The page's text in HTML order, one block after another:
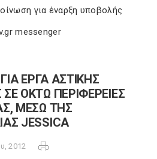
για έναρξη υποβολής
messenger
ΕΡΓΑ ΑΣΤΙΚΗΣ
ΟΚΤΩ ΠΕΡΙΦΕΡΕΙΕΣ
ΜΕΣΩ ΤΗΣ
JESSICA
2012